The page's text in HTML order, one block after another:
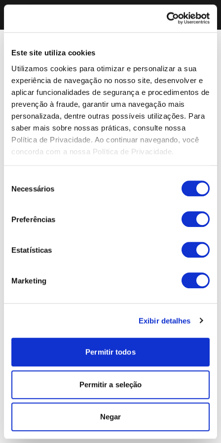
Este site utiliza cookies
Utilizamos cookies para otimizar e personalizar a sua
experiência de navegação no nosso site, desenvolver e
aplicar funcionalidades de segurança e procedimentos de
prevenção à fraude, garantir uma navegação mais
personalizada, dentre outras possíveis utilizações. Para
saber mais sobre nossas práticas, consulte nossa
Política de Privacidade. Ao continuar navegando, você
concorda com a nossa Política de Privacidade.
Necessários
Preferências
Estatísticas
Marketing
Exibir detalhes
Permitir todos
Permitir a seleção
Negar